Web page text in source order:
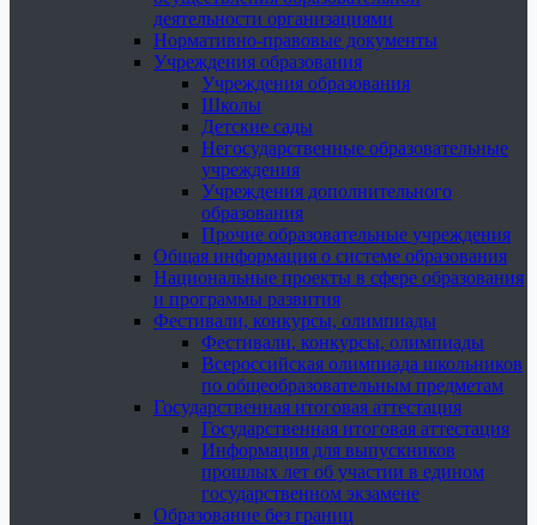
деятельности организациями
Нормативно-правовые документы
Учреждения образования
Учреждения образования
Школы
Детские сады
Негосударственные образовательные
учреждения
Учреждения дополнительного
образования
Прочие образовательные учреждения
Общая информация о системе образования
Национальные проекты в сфере образования
и программы развития
Фестивали, конкурсы, олимпиады
Фестивали, конкурсы, олимпиады
Всероссийская олимпиада школьников
по общеобразовательным предметам
Государственная итоговая аттестация
Государственная итоговая аттестация
Информация для выпускников
прошлых лет об участии в едином
государственном экзамене
Образование без границ